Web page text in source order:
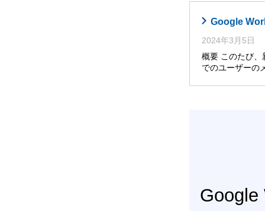
Google
2024年3月5日
概要 このたび、
でのユーザーの
Google